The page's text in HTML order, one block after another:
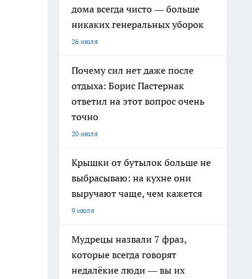
дома всегда чисто — больше
никаких генеральных уборок
26 июля
Почему сил нет даже после
отдыха: Борис Пастернак
ответил на этот вопрос очень
точно
20 июля
Крышки от бутылок больше не
выбрасываю: на кухне они
выручают чаще, чем кажется
9 июля
Мудрецы назвали 7 фраз,
которые всегда говорят
недалёкие люди — вы их